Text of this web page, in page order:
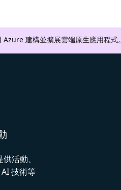
建構並擴展雲端原生應用程式。
活動、
技術等